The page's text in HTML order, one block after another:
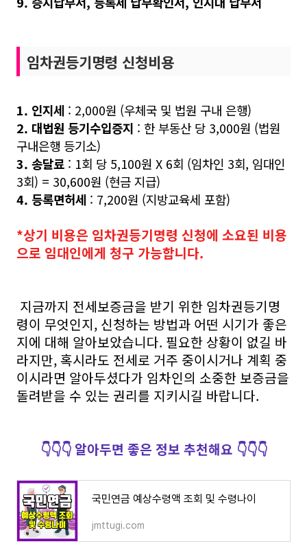
임차권등기명령 신청비용
1. 인지세 : 2,000원 (우체국 및 법원 구내 은행)
2. 대법원 등기수입증지 : 한 부동산 당 3,000원 (법원
구내은행 등기소)
3. 송달료 : 1회 당 5,100원 X 6회 (임차인 3회, 임대인
3회) = 30,600원 (현금 지급)
4. 등록면허세 : 7,200원 (지방교육세 포함)
*상기 비용은 임차권등기명령 신청에 소요된 비용
으로 임대인에게 청구 가능합니다.
지금까지 전세보증금을 받기 위한 임차권등기명
령이 무엇인지, 신청하는 방법과 어떤 시기가 좋은
지에 대해 알아보았습니다. 필요한 상황이 없길 바
라지만, 혹시라도 전세로 거주 중이시거나 계획 중
이시라면 알아두셨다가 임차인의 소중한 보증금을
돌려받을 수 있는 권리를 지키시길 바랍니다.
👇👇👇 알아두면 좋은 정보 추천해요 👇👇👇
국민연금 예상수령액 조회 및 수령나이
jmttugi.com